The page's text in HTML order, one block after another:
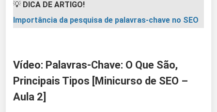
💡 DICA DE ARTIGO!
Importância da pesquisa de palavras-chave no SEO
Vídeo: Palavras-Chave: O Que São,
Principais Tipos [Minicurso de SEO –
Aula 2]